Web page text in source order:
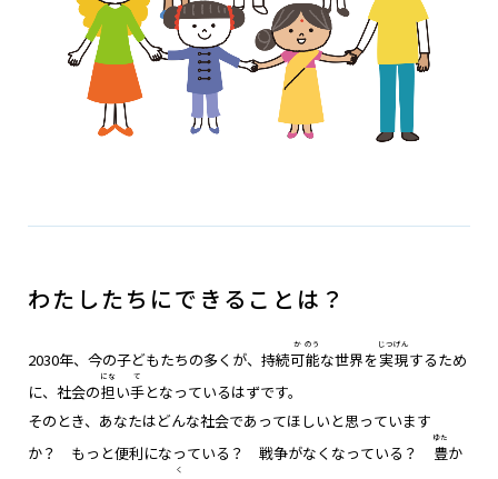
わたしたちにできることは？
2030年、今の子どもたちの多くが、持続可
か
能
のう
な世界を実
じつ
現
げん
するため
に、社会の担
にな
い手
て
となっているはずです。
そのとき、あなたはどんな社会であってほしいと思っています
か？ もっと便利になっている？ 戦争がなくなっている？
豊
ゆた
か
く